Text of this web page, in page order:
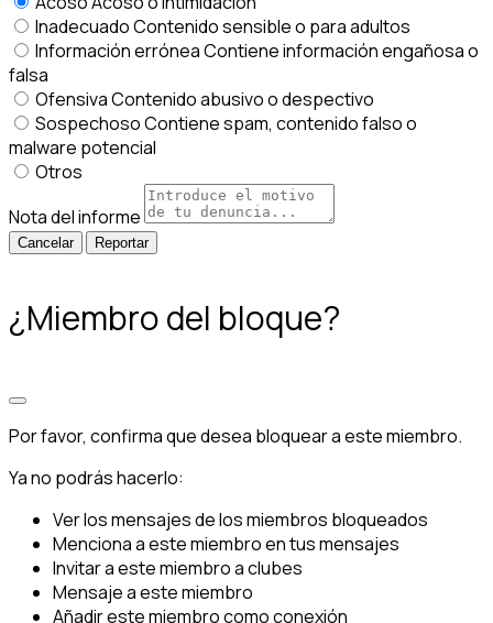
InadecuadoContenido sensible o para adultos
Información erróneaContiene información engañosa o
falsa
OfensivaContenido abusivo o despectivo
SospechosoContiene spam, contenido falso o
malware potencial
Otros
Nota del informe
Reportar
¿Miembro del bloque?
Por favor, confirma que desea bloquear a este miembro.
Ya no podrás hacerlo:
Ver los mensajes de los miembros bloqueados
Menciona a este miembro en tus mensajes
Invitar a este miembro a clubes
Mensaje a este miembro
Añadir este miembro como conexión